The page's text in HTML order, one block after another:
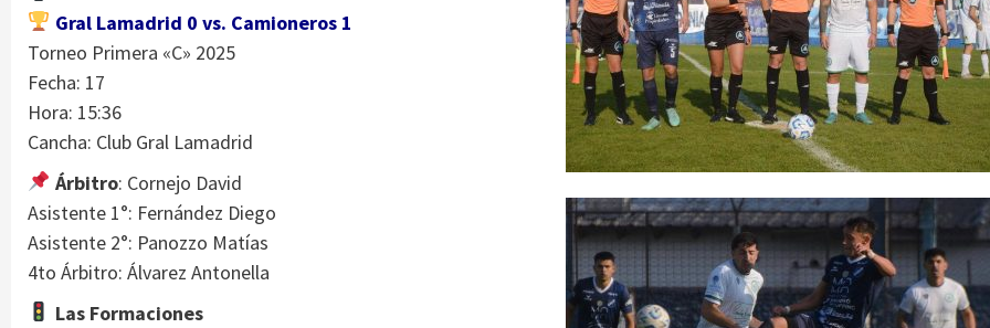
Gral Lamadrid 0 vs. Camioneros 1
Torneo Primera «C» 2025
Fecha: 17
Hora: 15:36
Cancha: Club Gral Lamadrid
Árbitro: Cornejo David
Asistente 1°: Fernández Diego
Asistente 2°: Panozzo Matías
4to Árbitro: Álvarez Antonella
Las Formaciones